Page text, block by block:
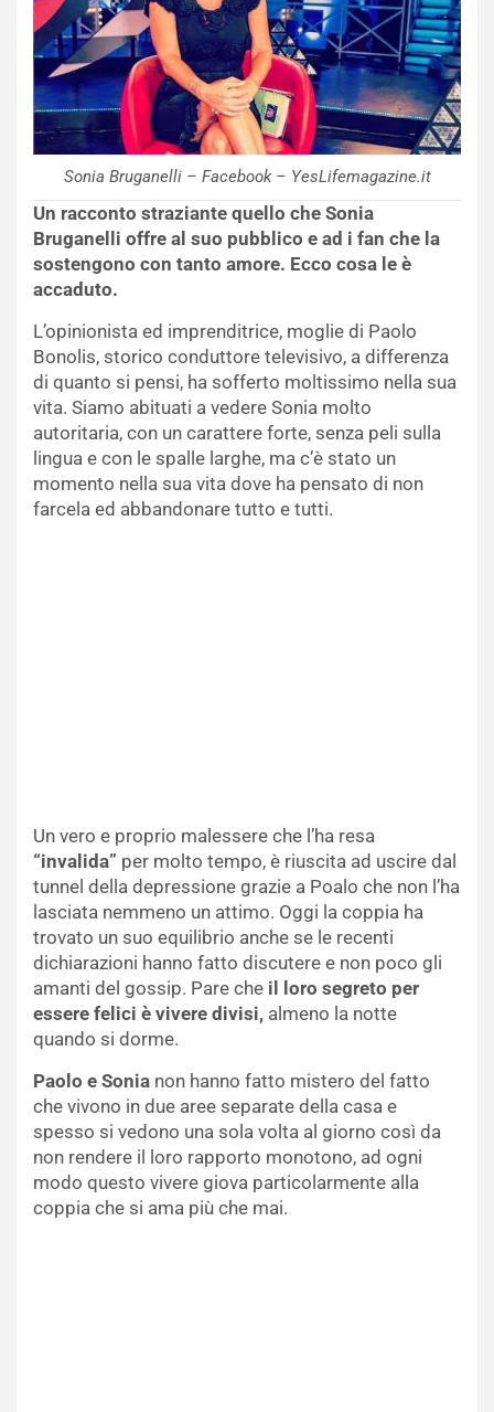
Sonia Bruganelli – Facebook – YesLifemagazine.it
Un racconto straziante quello che Sonia
Bruganelli offre al suo pubblico e ad i fan che la
sostengono con tanto amore. Ecco cosa le è
accaduto.
L’opinionista ed imprenditrice, moglie di Paolo
Bonolis, storico conduttore televisivo, a differenza
di quanto si pensi, ha sofferto moltissimo nella sua
vita. Siamo abituati a vedere Sonia molto
autoritaria, con un carattere forte, senza peli sulla
lingua e con le spalle larghe, ma c’è stato un
momento nella sua vita dove ha pensato di non
farcela ed abbandonare tutto e tutti.
Un vero e proprio malessere che l’ha resa
“invalida” per molto tempo, è riuscita ad uscire dal
tunnel della depressione grazie a Poalo che non l’ha
lasciata nemmeno un attimo. Oggi la coppia ha
trovato un suo equilibrio anche se le recenti
dichiarazioni hanno fatto discutere e non poco gli
amanti del gossip. Pare che il loro segreto per
essere felici è vivere divisi, almeno la notte
quando si dorme.
Paolo e Sonia non hanno fatto mistero del fatto
che vivono in due aree separate della casa e
spesso si vedono una sola volta al giorno così da
non rendere il loro rapporto monotono, ad ogni
modo questo vivere giova particolarmente alla
coppia che si ama più che mai.